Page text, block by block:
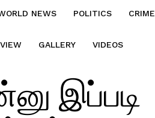
NEWS POLITICS CRIME
GALLERY VIDEOS
இப்படி